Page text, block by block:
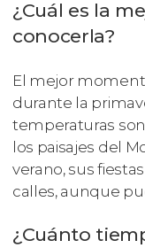
¿Cuál es la
conocerla?
El mejor
durante la
temperaturas
los paisajes del
verano, sus
calles, aunque
¿Cuánto